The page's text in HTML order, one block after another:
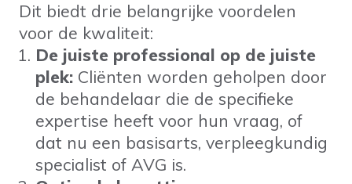
Dit biedt drie belangrijke voordelen
voor de kwaliteit:
De juiste professional op de juiste
plek: Cliënten worden geholpen door
de behandelaar die de specifieke
expertise heeft voor hun vraag, of
dat nu een basisarts, verpleegkundig
specialist of AVG is.